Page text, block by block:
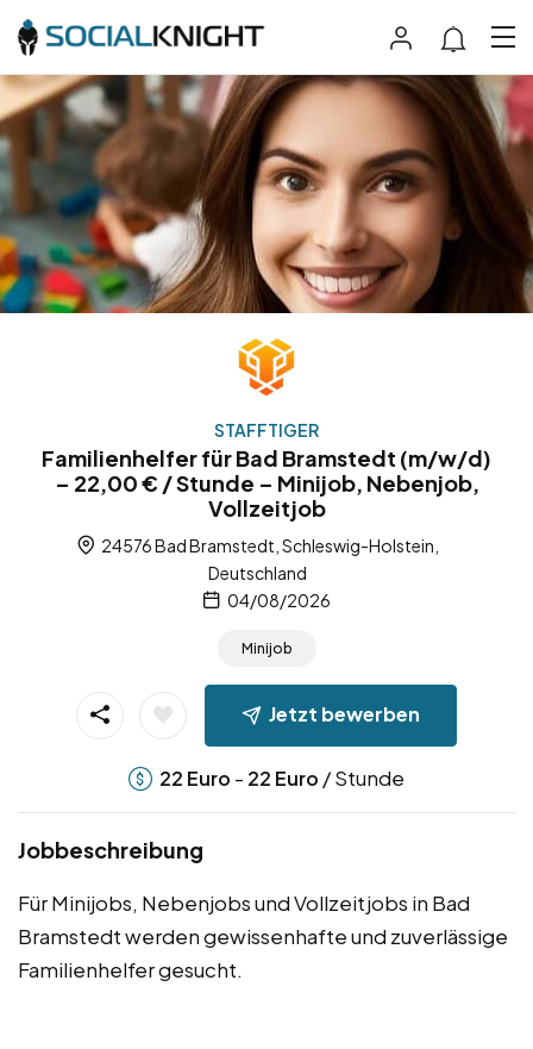
STAFFTIGER
Familienhelfer für Bad Bramstedt (m/w/d)
– 22,00 € / Stunde – Minijob, Nebenjob,
Vollzeitjob
24576 Bad Bramstedt, Schleswig-Holstein,
Deutschland
04/08/2026
Minijob
Jetzt bewerben
22 Euro - 22 Euro / Stunde
Jobbeschreibung
Für Minijobs, Nebenjobs und Vollzeitjobs in Bad
Bramstedt werden gewissenhafte und zuverlässige
Familienhelfer gesucht.